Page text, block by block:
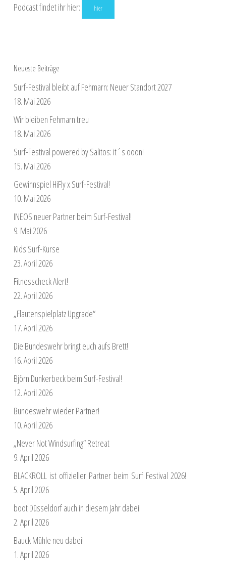
Podcast findet ihr hier:
hier
Neueste Beiträge
Surf-Festival bleibt auf Fehmarn: Neuer Standort 2027
18. Mai 2026
Wir bleiben Fehmarn treu
18. Mai 2026
Surf-Festival powered by Salitos: it´s ooon!
15. Mai 2026
Gewinnspiel HiFly x Surf-Festival!
10. Mai 2026
INEOS neuer Partner beim Surf-Festival!
9. Mai 2026
Kids Surf-Kurse
23. April 2026
Fitnesscheck Alert!
22. April 2026
„Flautenspielplatz Upgrade“
17. April 2026
Die Bundeswehr bringt euch aufs Brett!
16. April 2026
Björn Dunkerbeck beim Surf-Festival!
12. April 2026
Bundeswehr wieder Partner!
10. April 2026
„Never Not Windsurfing“ Retreat
9. April 2026
BLACKROLL ist offizieller Partner beim Surf Festival 2026!
5. April 2026
boot Düsseldorf auch in diesem Jahr dabei!
2. April 2026
Bauck Mühle neu dabei!
1. April 2026